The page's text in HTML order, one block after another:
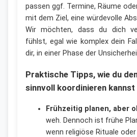
passen ggf. Termine, Räume
mit dem Ziel, eine würdevolle
Wir möchten, dass du dich
fühlst, egal wie komplex dein
dir, in einer Phase der
Praktische Tipps, wie du
sinnvoll koordinieren kannst
Frühzeitig planen, aber
weh. Dennoch ist frühe
wenn religiöse Rituale